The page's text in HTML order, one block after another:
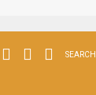
SEARCH